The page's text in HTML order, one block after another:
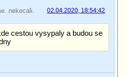
nekecali. 02.04.2020, 18:54:42
cestou vysypaly a budou se